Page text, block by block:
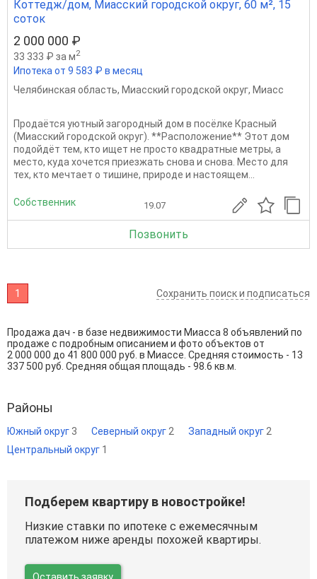
Коттедж/дом, Миасский городской округ, 60 м², 15
соток
2 000 000 ₽
33 333 ₽ за м2
Ипотека от 9 583 ₽ в месяц
Челябинская область, Миасский городской округ, Миасс
Продаётся уютный загородный дом в посёлке Красный
(Миасский городской округ). **Расположение** Этот дом
подойдёт тем, кто ищет не просто квадратные метры, а
место, куда хочется приезжать снова и снова. Место для
тех, кто мечтает о тишине, природе и настоящем...
Собственник 19.07
Позвонить
1 Сохранить поиск и подписаться
Продажа дач - в базе недвижимости Миасса 8 объявлений по
продаже с подробным описанием и фото объектов от
2 000 000 до 41 800 000 руб. в Миассе. Средняя стоимость - 13
337 500 руб. Средняя общая площадь - 98.6 кв.м.
Районы
Южный округ 3 Северный округ 2 Западный округ 2
Центральный округ 1
Подберем квартиру в новостройке!
Низкие ставки по ипотеке с ежемесячным
платежом ниже аренды похожей квартиры.
Оставить заявку